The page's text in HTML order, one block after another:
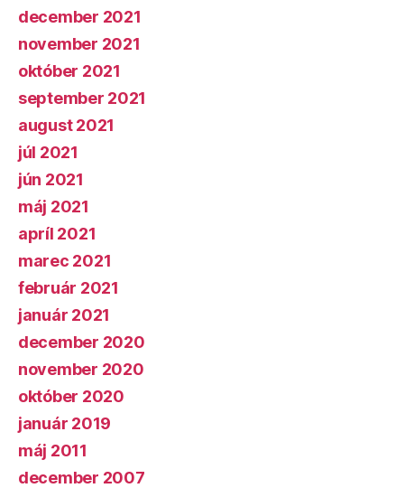
december 2021
november 2021
október 2021
september 2021
august 2021
júl 2021
jún 2021
máj 2021
apríl 2021
marec 2021
február 2021
január 2021
december 2020
november 2020
október 2020
január 2019
máj 2011
december 2007